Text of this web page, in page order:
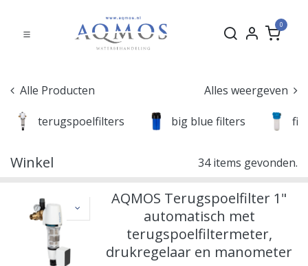
0
Alle Producten Alles weergeven
terugspoelfilters big blue filters
Winkel 34 items gevonden.
AQMOS Terugspoelfilter 1"
automatisch met
terugspoelfiltermeter,
drukregelaar en manometer